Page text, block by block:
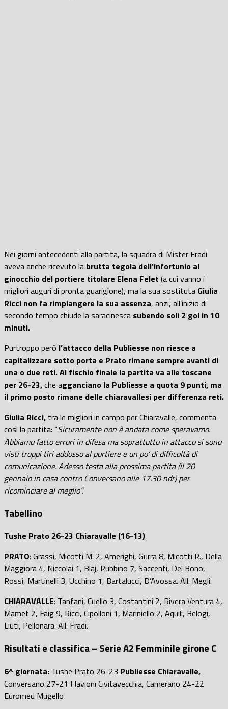
Nei giorni antecedenti alla partita, la squadra di Mister Fradi
aveva anche ricevuto la brutta tegola dell’infortunio al
ginocchio del portiere titolare Elena Felet (a cui vanno i
migliori auguri di pronta guarigione), ma la sua sostituta Giulia
Ricci non fa rimpiangere la sua assenza, anzi, all’inizio di
secondo tempo chiude la saracinesca subendo soli 2 gol in 10
minuti.
Purtroppo però l’attacco della Publiesse non riesce a
capitalizzare sotto porta e Prato rimane sempre avanti di
una o due reti. Al fischio finale la partita va alle toscane
per 26-23,che agganciano la Publiesse a quota 9 punti, ma
il primo posto rimane delle chiaravallesi per differenza reti.
Giulia Ricci, tra le migliori in campo per Chiaravalle, commenta
così la partita: “Sicuramente non è andata come speravamo.
Abbiamo fatto errori in difesa ma soprattutto in attacco si sono
visti troppi tiri addosso al portiere e un po’ di difficoltà di
comunicazione. Adesso testa alla prossima partita (il 20
gennaio in casa contro Conversano alle 17.30 ndr) per
ricominciare al meglio”.
Tabellino
Tushe Prato 26-23 Chiaravalle (16-13)
PRATO: Grassi, Micotti M. 2, Amerighi, Gurra 8, Micotti R., Della
Maggiora 4, Niccolai 1, Blaj, Rubbino 7, Saccenti, Del Bono,
Rossi, Martinelli 3, Ucchino 1, Bartalucci, D’Avossa. All. Megli.
CHIARAVALLE: Tanfani, Cuello 3, Costantini 2, Rivera Ventura 4,
Mamet 2, Faig 9, Ricci, Cipolloni 1, Mariniello 2, Aquili, Belogi,
Liuti, Pellonara. All. Fradi.
Risultati e classifica – Serie A2 Femminile girone C
6^ giornata: Tushe Prato 26-23 Publiesse Chiaravalle,
Conversano 27-21 Flavioni Civitavecchia, Camerano 24-22
Euromed Mugello